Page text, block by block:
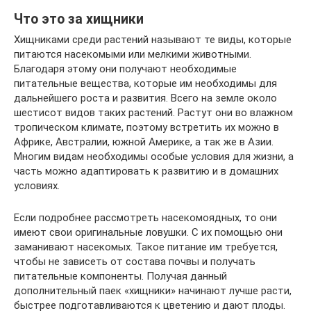
Что это за хищники
Хищниками среди растений называют те виды, которые
питаются насекомыми или мелкими животными.
Благодаря этому они получают необходимые
питательные вещества, которые им необходимы для
дальнейшего роста и развития. Всего на земле около
шестисот видов таких растений. Растут они во влажном
тропическом климате, поэтому встретить их можно в
Африке, Австралии, южной Америке, а так же в Азии.
Многим видам необходимы особые условия для жизни, а
часть можно адаптировать к развитию и в домашних
условиях.
Если подробнее рассмотреть насекомоядных, то они
имеют свои оригинальные ловушки. С их помощью они
заманивают насекомых. Такое питание им требуется,
чтобы не зависеть от состава почвы и получать
питательные компоненты. Получая данный
дополнительный паек «хищники» начинают лучше расти,
быстрее подготавливаются к цветению и дают плоды.